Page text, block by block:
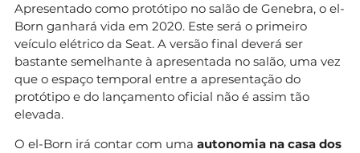
Apresentado como protótipo no salão de Genebra, o el-
Born ganhará vida em 2020. Este será o primeiro
veículo elétrico da Seat. A versão final deverá ser
bastante semelhante à apresentada no salão, uma vez
que o espaço temporal entre a apresentação do
protótipo e do lançamento oficial não é assim tão
elevada.
O el-Born irá contar com uma autonomia na casa dos